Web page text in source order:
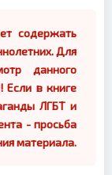
содержать
Для
данного
Если в книге
ЛГБТ и
- просьба
материала.